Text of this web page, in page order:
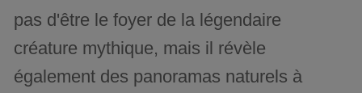
pas d'être le foyer de la légendaire
créature mythique, mais il révèle
également des panoramas naturels à